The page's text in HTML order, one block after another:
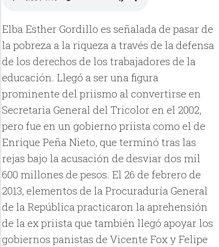
Elba Esther Gordillo es señalada de pasar de
la pobreza a la riqueza a través de la defensa
de los derechos de los trabajadores de la
educación. Llegó a ser una figura
prominente del priismo al convertirse en
Secretaria General del Tricolor en el 2002,
pero fue en un gobierno priista como el de
Enrique Peña Nieto, que terminó tras las
rejas bajo la acusación de desviar dos mil
600 millones de pesos. El 26 de febrero de
2013, elementos de la Procuraduría General
de la República practicaron la aprehensión
de la ex priista que también llegó apoyar los
gobiernos panistas de Vicente Fox y Felipe